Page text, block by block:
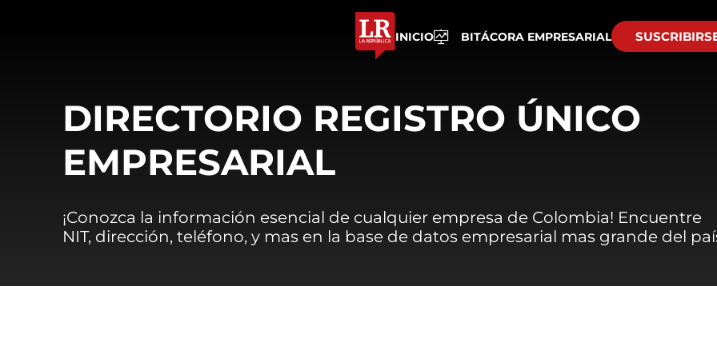
INICIO BITÁCORA EMPRESARIAL
DIRECTORIO REGISTRO ÚNICO
EMPRESARIAL
¡Conozca la información esencial de cualquier empresa de Colombia! Encuentre
NIT, dirección, teléfono, y mas en la base de datos empresarial mas grande del